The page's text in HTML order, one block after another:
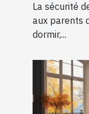
La sécurité
aux parents
dormir,...